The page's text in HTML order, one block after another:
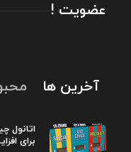
عضویت !
آخرین ها
اتانول
برای